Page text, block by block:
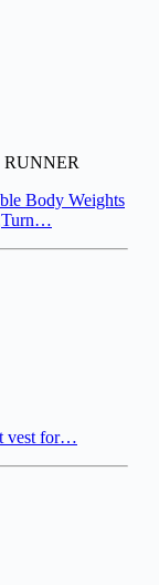
RUNNER
Body Weights
vest for…